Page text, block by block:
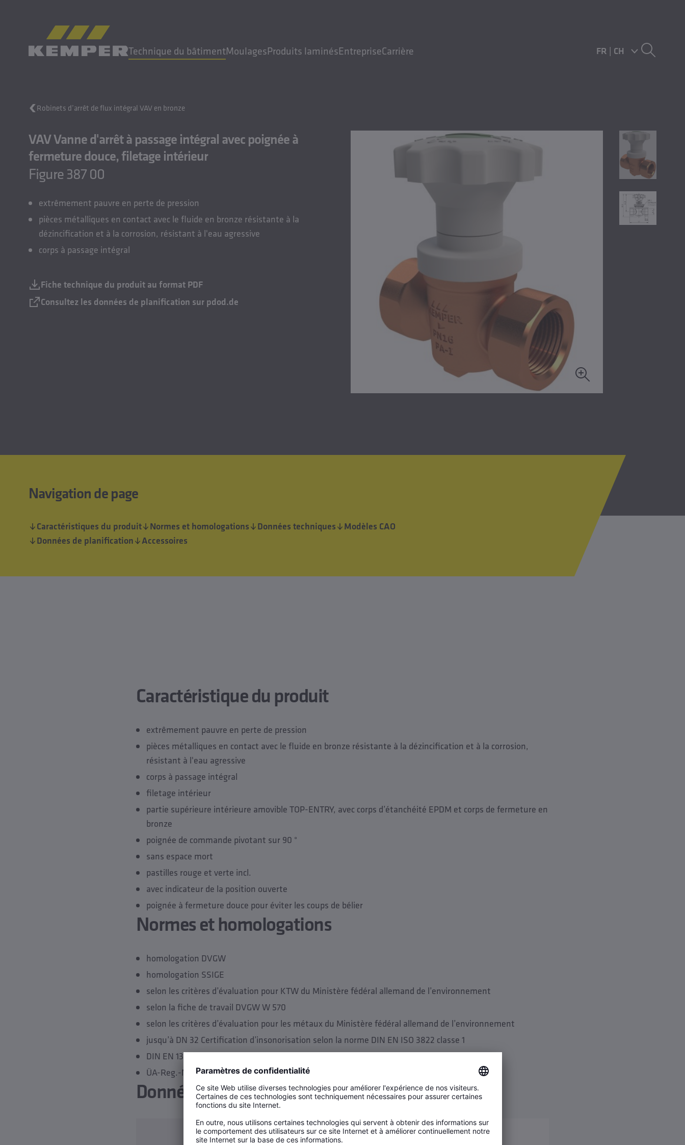
Technique du bâtimentMoulagesProduits laminésEntrepriseCarrière FR | CH
MENU
Moulages
Produits laminés
Entreprise
Carrière
FR| CH sélecteur de langue
Robinets d’arrêt de flux intégral VAV en bronze
VAV Vanne d'arrêt à passage intégral avec poignée à
fermeture douce, filetage intérieur
Figure 387 00
extrêmement pauvre en perte de pression
pièces métalliques en contact avec le fluide en bronze résistante à la
dézincification et à la corrosion, résistant à l'eau agressive
corps à passage intégral
Fiche technique du produit au format PDF
Consultez les données de planification sur pdod.de
Navigation de page
Caractéristiques du produit Normes et homologations Données techniques
Modèles CAO
Données de planification
Accessoires
Caractéristique du produit
extrêmement pauvre en perte de pression
pièces métalliques en contact avec le fluide en bronze résistante à la dézincification et à la corrosion,
résistant à l'eau agressive
corps à passage intégral
filetage intérieur
partie supérieure intérieure amovible TOP-ENTRY, avec corps d’étanchéité EPDM et corps de fermeture en
bronze
poignée de commande pivotant sur 90 °
sans espace mort
pastilles rouge et verte incl.
avec indicateur de la position ouverte
poignée à fermeture douce pour éviter les coups de bélier
Normes et homologations
homologation DVGW
homologation SSIGE
selon les critères d’évaluation pour KTW du Ministère fédéral allemand de l’environnement
selon la fiche de travail DVGW W 570
selon les critères d’évaluation pour les métaux du Ministère fédéral allemand de l’environnement
jusqu’à DN 32 Certification d’insonorisation selon la norme DIN EN ISO 3822 classe 1
DIN EN 13828
ÜA-Reg.-Nr. R-15.2.3-21-17048, WIEN-ZERT
Données techniques